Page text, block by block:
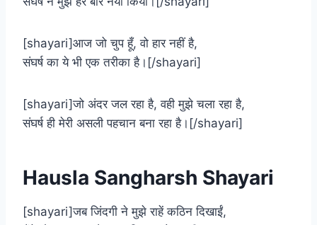
[shayari]आज जो चुप हूँ, वो हार नहीं है,
संघर्ष का ये भी एक तरीका है।[/shayari]
[shayari]जो अंदर जल रहा है, वही मुझे चला रहा है,
संघर्ष ही मेरी असली पहचान बना रहा है।[/shayari]
Hausla Sangharsh Shayari
[shayari]जब जिंदगी ने मुझे राहें कठिन दिखाईं,